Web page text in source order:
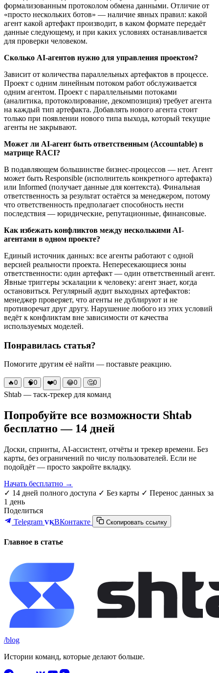
формализованным протоколом обмена данными. Отличие от
«просто нескольких ботов» — наличие явных правил: какой
агент какой артефакт производит, в каком формате передаёт
данные следующему, и при каких условиях останавливается
для проверки человеком.
Сколько AI-агентов нужно для управления проектом?
Зависит от количества параллельных артефактов в процессе.
Проект с одним линейным потоком работ обслуживается
одним агентом. Проект с параллельными потоками
(аналитика, протоколирование, декомпозиция) требует агента
на каждый тип артефакта. Добавлять нового агента стоит
только при появлении нового типа выхода, который текущие
агенты не закрывают.
Может ли AI-агент быть ответственным (Accountable) в
матрице RACI?
В подавляющем большинстве бизнес-процессов — нет. Агент
может быть Responsible (исполнитель конкретного артефакта)
или Informed (получает данные для контекста). Финальная
ответственность за результат остаётся за менеджером, потому
что ответственность предполагает способность нести
последствия — юридические, репутационные, финансовые.
Как избежать конфликтов между несколькими AI-
агентами в одном проекте?
Единый источник данных: все агенты работают с одной
версией реальности проекта. Непересекающиеся зоны
ответственности: один артефакт — один ответственный агент.
Явные триггеры эскалации к человеку: агент знает, когда
остановиться. Регулярный аудит выходных артефактов:
менеджер проверяет, что агенты не дублируют и не
противоречат друг другу. Нарушение любого из этих условий
ведёт к конфликтам вне зависимости от качества
используемых моделей.
Понравилась статья?
Помогите другим её найти — поставьте реакцию.
🔥0 🧠0 ❤️0 😂0 🤔0
Shtab — таск-трекер для команд
Попробуйте все возможности Shtab
бесплатно — 14 дней
Доски, спринты, AI-ассистент, отчёты и трекер времени. Без
карты, без ограничений по числу пользователей. Если не
подойдёт — просто закройте вкладку.
Начать бесплатно →
✓ 14 дней полного доступа ✓ Без карты ✓ Перенос данных за
1 день
Поделиться
Telegram VKВКонтакте Скопировать ссылку
Главное в статье
/blog
Истории команд, которые делают больше.